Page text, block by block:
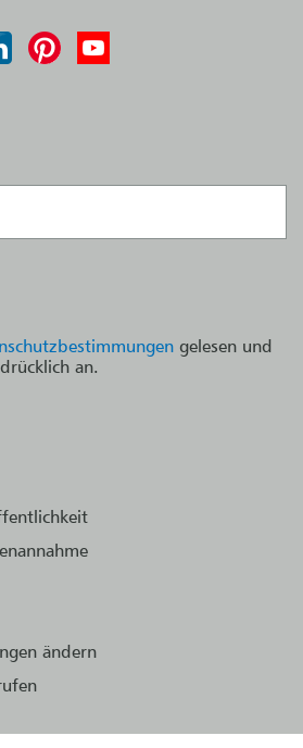
gelesen und
an.
ändern